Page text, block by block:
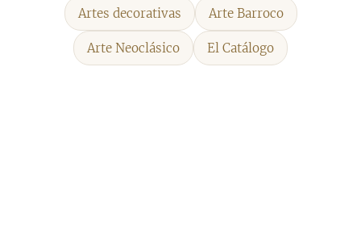
Artes decorativas Arte Barroco
Arte Neoclásico El Catálogo